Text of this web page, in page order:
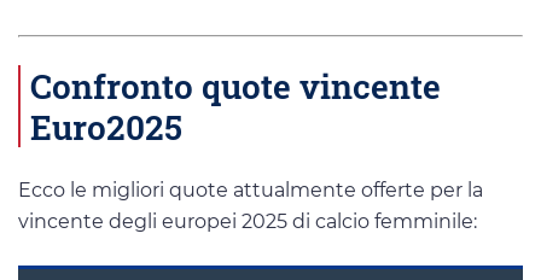
Confronto quote vincente
Euro2025
Ecco le migliori quote attualmente offerte per la
vincente degli europei 2025 di calcio femminile: